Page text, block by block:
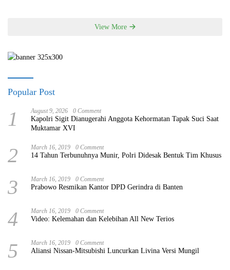
View More
Popular Post
1 August 9, 2026 0 Comment
Kapolri Sigit Dianugerahi Anggota Kehormatan Tapak Suci Saat
Muktamar XVI
2 March 16, 2019 0 Comment
14 Tahun Terbunuhnya Munir, Polri Didesak Bentuk Tim Khusus
3 March 16, 2019 0 Comment
Prabowo Resmikan Kantor DPD Gerindra di Banten
4 March 16, 2019 0 Comment
Video: Kelemahan dan Kelebihan All New Terios
5 March 16, 2019 0 Comment
Aliansi Nissan-Mitsubishi Luncurkan Livina Versi Mungil